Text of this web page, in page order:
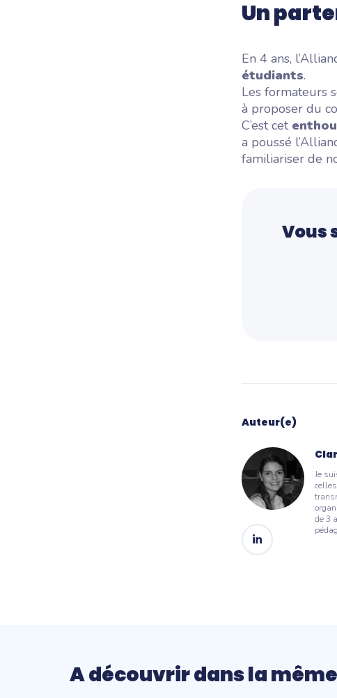
Un
En 4 ans,
étudiants.
Les formateurs
à proposer du
C’est cet
a poussé
familiariser de
Vous
Auteur(e)
Je
de 3
A découvrir dans la